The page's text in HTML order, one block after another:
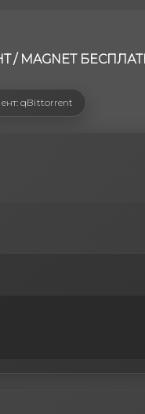
/ MAGNET
qBittorrent